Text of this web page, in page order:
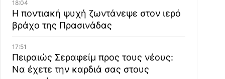
18:04
Η ποντιακή ψυχή ζωντάνεψε στον ιερό
βράχο της Πρασινάδας
17:51
Πειραιώς Σεραφείμ προς τους νέους:
Να έχετε την καρδιά σας στους